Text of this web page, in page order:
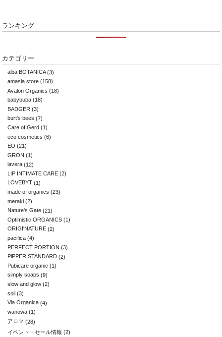
ランキング
カテゴリー
alba BOTANICA(3)
amasia store (158)
Avalon Organics (18)
babybuba (18)
BADGER (3)
burt's bees (7)
Care of Gerd (1)
eco cosmetics (6)
EO (21)
GRON (1)
lavera (12)
LIP INTIMATE CARE (2)
LOVEBYT (1)
made of organics (23)
meraki (2)
Nature's Gate (21)
Optimistic ORGANICS (1)
ORIGI'NATURE (2)
pacifica (4)
PERFECT PORTION (3)
PiPPER STANDARD (2)
Pubicare organic (1)
simply soaps (9)
slow and glow (2)
soil (3)
Via Organica (4)
wanowa (1)
アロマ (28)
イベント・セール情報 (2)